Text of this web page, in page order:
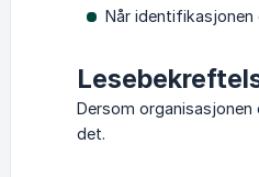
Når
Dersom
det.